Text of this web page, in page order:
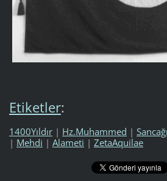
Etiketler:
1400Yıldır | Hz.Muhammed | Sancağı
| Mehdi | Alameti | ZetaAquilae